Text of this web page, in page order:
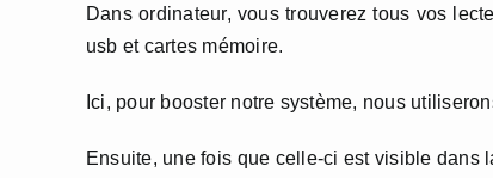
Dans ordinateur, vous trouverez tous vos
usb et cartes mémoire.
Ici, pour booster notre système, nous
Ensuite, une fois que celle-ci est visible dans